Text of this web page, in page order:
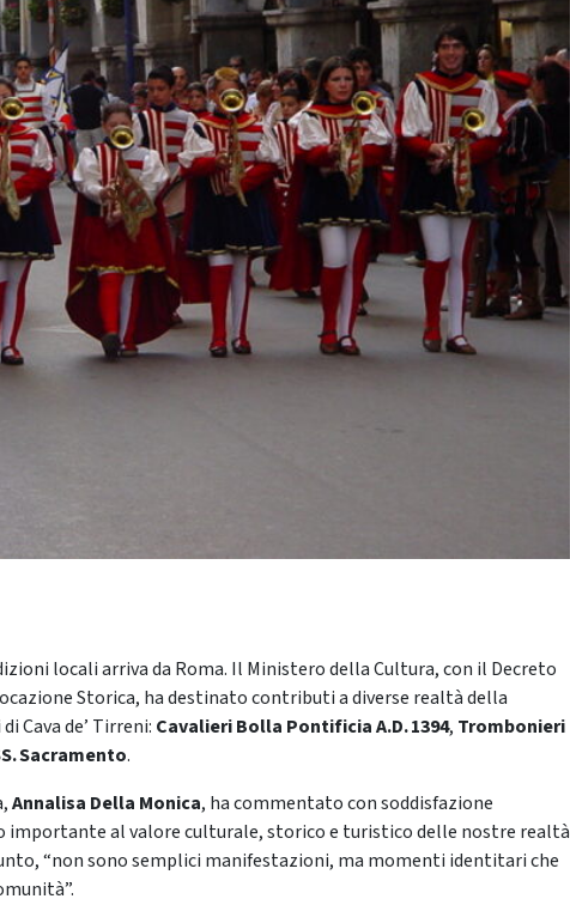
locali arriva da Roma. Il Ministero della Cultura, con il Decreto
Storica, ha destinato contributi a diverse realtà della
Cava de’ Tirreni: Cavalieri Bolla Pontificia A.D. 1394, Trombonieri
Sacramento.
Annalisa Della Monica, ha commentato con soddisfazione
importante al valore culturale, storico e turistico delle nostre realtà
“non sono semplici manifestazioni, ma momenti identitari che